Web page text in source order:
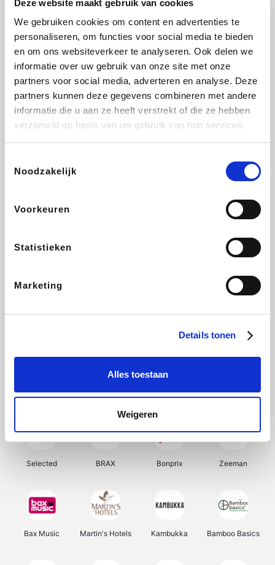
Deze website maakt gebruik van cookies
We gebruiken cookies om content en advertenties te
personaliseren, om functies voor social media te bieden
en om ons websiteverkeer te analyseren. Ook delen we
informatie over uw gebruik van onze site met onze
partners voor social media, adverteren en analyse. Deze
partners kunnen deze gegevens combineren met andere
informatie die u aan ze heeft verstrekt of die ze hebben
verzameld op basis van uw gebruik van hun services.
Noodzakelijk
Voorkeuren
Statistieken
Marketing
Details tonen
Alles toestaan
Weigeren
Weekendesk Sarenza Schiesser Interhome
Lufthansa
CheapTickets.be DeubaXXL
Samsung My Jewellery Delonghi Tennis Point
Selected BRAX Bonprix Zeeman
Bax Music Martin's Hotels Kambukka Bamboo Basics